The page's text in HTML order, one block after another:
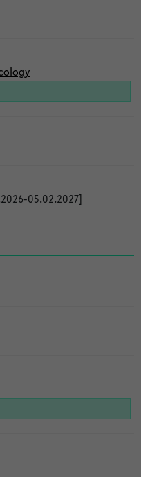
05.02.2027]